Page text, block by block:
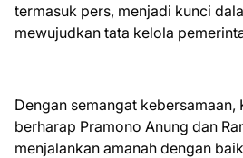
termasuk pers, menjadi kunci
mewujudkan tata kelola
Dengan semangat kebersamaan,
berharap Pramono Anung dan
menjalankan amanah dengan